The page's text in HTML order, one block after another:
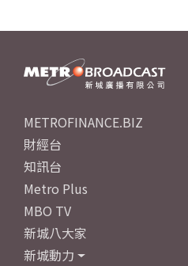
METROFINANCE.BIZ
財經台
知訊台
Metro Plus
MBO TV
新城八大家
新城動力